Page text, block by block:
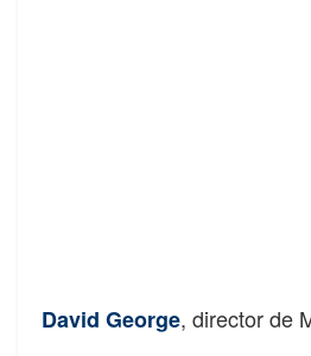
David George, director de